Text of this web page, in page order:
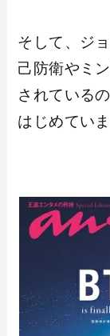
そして、ジ
己防衛やミ
されている
はじめていま